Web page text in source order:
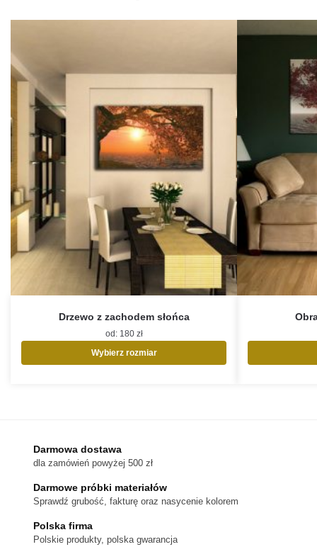
Drzewo z zachodem słońca
od: 180 zł
Wybierz rozmiar
wybrać
stronie
produktu
Darmowa dostawa
dla zamówień powyżej 500 zł
Darmowe próbki materiałów
Sprawdź grubość, fakturę oraz nasycenie kolorem
Polska firma
Polskie produkty, polska gwarancja